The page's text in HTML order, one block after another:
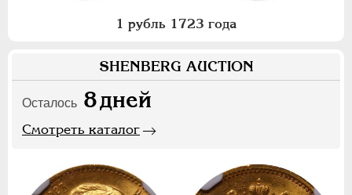
1 рубль 1723 года
SHENBERG AUCTION
Осталось 8дней
Смотреть каталог